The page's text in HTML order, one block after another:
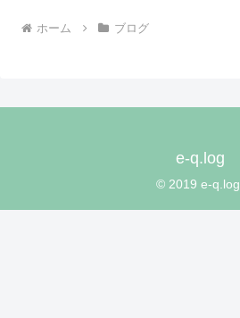
ホーム ブログ
e-q.log
© 2019 e-q.log.